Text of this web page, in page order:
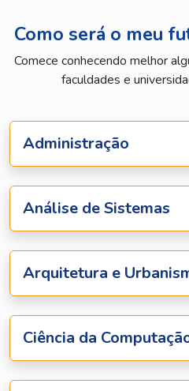
Como será o meu
Comece conhecendo melhor
faculdades e
Administração
Análise de Sistemas
Arquitetura e
Ciência da